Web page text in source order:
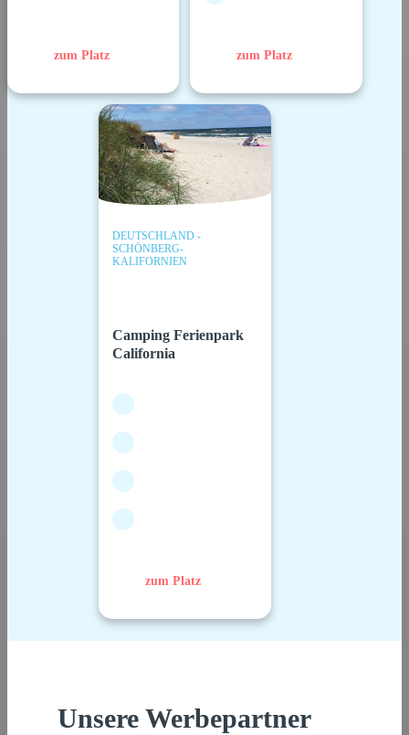
zum Platz zum Platz
DEUTSCHLAND -
SCHÖNBERG-
KALIFORNIEN
Camping Ferienpark
California
zum Platz
Unsere Werbepartner